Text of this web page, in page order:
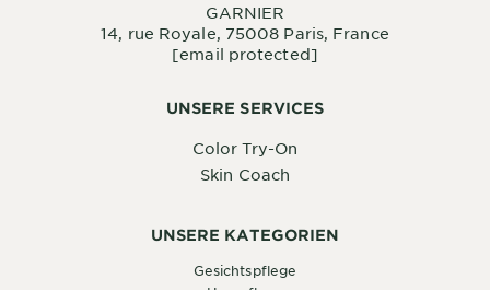
UNSERE SERVICES
Color Try-On
Skin Coach
UNSERE KATEGORIEN
Gesichtspflege
GARNIER
14, rue Royale, 75008 Paris, France
[email protected]